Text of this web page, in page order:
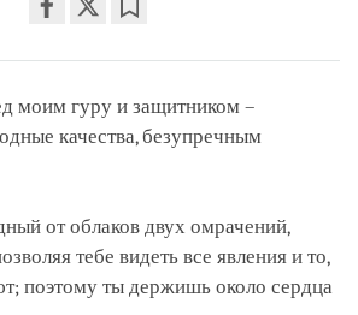
on
моим гуру и защитником –
качества, безупречным
от облаков двух омрачений,
тебе видеть все явления и то,
поэтому ты держишь около сердца